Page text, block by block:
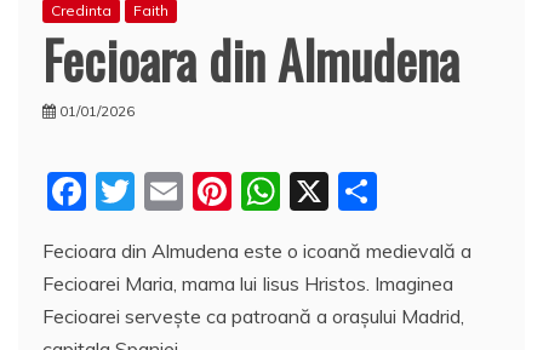
Credinta Faith
Fecioara din Almudena
01/01/2026
F
c
e
T
itt
er
E
ai
l
Pi
er
e
W
at
s
X
rt
aj
Fecioara din Almudena este o icoană medievală a
Fecioarei Maria, mama lui Iisus Hristos. Imaginea
Fecioarei servește ca patroană a oraşului Madrid,